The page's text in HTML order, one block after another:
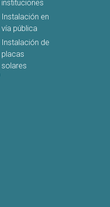
instituciones
Instalación en
vía pública
Instalación de
placas
solares